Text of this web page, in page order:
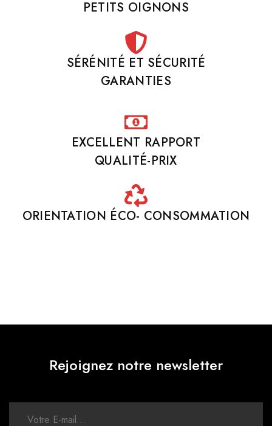
PETITS OIGNONS
SÉRÉNITÉ ET SÉCURITÉ
GARANTIES
EXCELLENT RAPPORT
QUALITÉ-PRIX
ORIENTATION ÉCO- CONSOMMATION
Rejoignez notre newsletter